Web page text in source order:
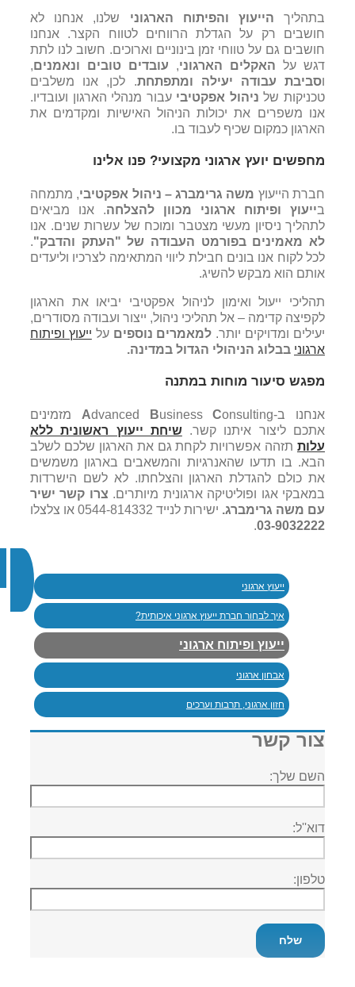
בתהליך הייעוץ והפיתוח הארגוני שלנו, אנחנו לא
חושבים רק על הגדלת הרווחים לטווח הקצר. אנחנו
חושבים גם על טווחי זמן בינוניים וארוכים. חשוב לנו לתת
דגש על האקלים הארגוני, עובדים טובים ונאמנים,
וסביבת עבודה יעילה ומתפתחת. לכן, אנו משלבים
טכניקות של ניהול אפקטיבי עבור מנהלי הארגון ועובדיו.
אנו משפרים את יכולות הניהול האישיות ומקדמים את
הארגון כמקום שכיף לעבוד בו.
מחפשים יועץ ארגוני מקצועי? פנו אלינו
חברת הייעוץ משה גרימברג – ניהול אפקטיבי, מתמחה
בייעוץ ופיתוח ארגוני מכוון להצלחה. אנו מביאים
לתהליך ניסיון מעשי מצטבר ומוכח של עשרות שנים. אנו
לא מאמינים בפורמט העבודה של "העתק והדבק".
לכל לקוח אנו בונים חבילת ליווי המתאימה לצרכיו וליעדים
אותם הוא מבקש להשיג.
תהליכי ייעול ואימון לניהול אפקטיבי יביאו את הארגון
לקפיצה קדימה – אל תהליכי ניהול, ייצור ועבודה מסודרים,
יעילים ומדויקים יותר. למאמרים נוספים על ייעוץ ופיתוח
ארגוני בבלוג הניהולי הגדול במדינה.
מפגש סיעור מוחות במתנה
אנחנו ב- Advanced BusinessC
onsulting מזמינים
אתכם ליצור איתנו קשר.שיחת ייעוץ ראשונית ללא
עלות תזהה אפשרויות לקחת גם את הארגון שלכם לשלב
הבא. בו תדעו שהאנרגיות והמשאבים בארגון משמשים
את כולם להגדלת הארגון והצלחתו. לא לשם הישרדות
במאבקי אגו ופוליטיקה ארגונית מיותרים. צרו קשר ישיר
עם משה גרימברג. ישירות לנייד 0544-814332 או צלצלו
03-9032222
.
ייעוץ ארגוני
איך לבחור חברת ייעוץ ארגוני איכותית?
ייעוץ ופיתוח ארגוני
אבחון ארגוני
חזון ארגוני, תרבות וערכים
צור קשר
השם שלך:
דוא''ל:
טלפון: